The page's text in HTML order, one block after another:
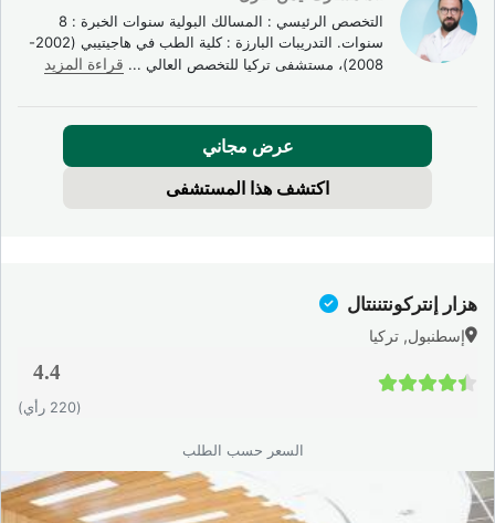
التخصص الرئيسي : المسالك البولية سنوات الخبرة : 8
سنوات. التدريبات البارزة : كلية الطب في هاجيتيبي (2002-
2008)، مستشفى تركيا للتخصص العالي
... قراءة المزيد
عرض مجاني
اكتشف هذا المستشفى
هزار إنتركونتننتال
إسطنبول, تركيا
4.4
(220 رأي)
السعر حسب الطلب